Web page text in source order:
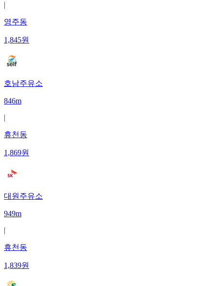
|
영주동
1,845원
호남주유소
846m
|
휴천동
1,869원
대원주유소
949m
|
휴천동
1,839원